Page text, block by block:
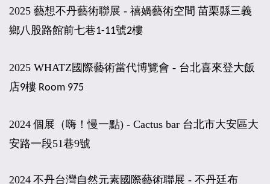
2025 藝想不丹藝術聯展 - 禧媧藝術空間 苗栗縣三義
鄉八股路館前七巷1-11號2樓
2025 WHATZ國際藝術當代博覽會 - 台北喜來登大飯
店9樓 Room 975
2024 個展（嗨！慢一點) - Cactus bar 台北市大安區大
安路一段51巷9號
2024 不丹台灣自然元素國際藝術聯展 - 不丹廷布